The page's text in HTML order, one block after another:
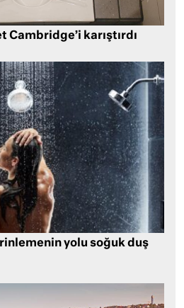
karıştırdı
yolu soğuk duş